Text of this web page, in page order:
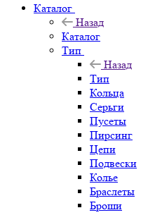
Каталог
Назад
Каталог
Тип
Назад
Тип
Кольца
Серьги
Пусеты
Пирсинг
Цепи
Подвески
Колье
Браслеты
Броши